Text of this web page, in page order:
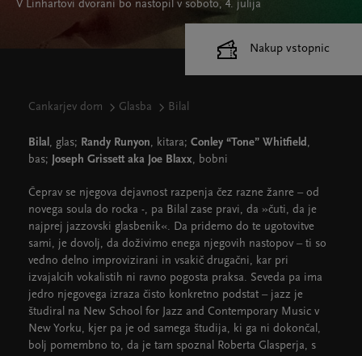
V Linhartovi dvorani bo nastopil v soboto, 4. julija
Cankarjev dom Glasba Bilal
Bilal, glas; Randy Runyon, kitara; Conley “Tone” Whitfield,
bas; Joseph Grissett aka Joe Blaxx, bobni
Čeprav se njegova dejavnost razpenja čez razne žanre – od
novega soula do rocka -, pa Bilal zase pravi, da »čuti, da je
najprej jazzovski glasbenik«. Da pridemo do te ugotovitve
sami, je dovolj, da doživimo enega njegovih nastopov – ti so
vedno delno improvizirani in vsakič drugačni, kar pri
izvajalcih vokalistih ni ravno pogosta praksa. Seveda pa ima
jedro njegovega izraza čisto konkretno podstat – jazz je
študiral na New School for Jazz and Contemporary Music v
New Yorku, kjer pa je od samega študija, ki ga ni dokončal,
bolj pomembno to, da je tam spoznal Roberta Glasperja, s
Nakup vstopnic